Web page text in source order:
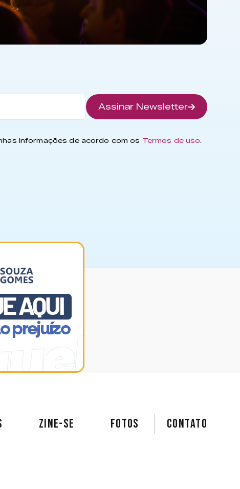
Assinar Newsletter
informações de acordo com os Termos de uso
ZINE-SE FOTOS Contato